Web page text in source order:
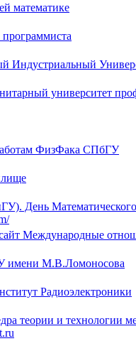
математике
Индустриальный
университет
ФизФака СПбГУ
День Математического
Международные
имени М.В.Ломоносова
Радиоэлектроники
теории и технологии